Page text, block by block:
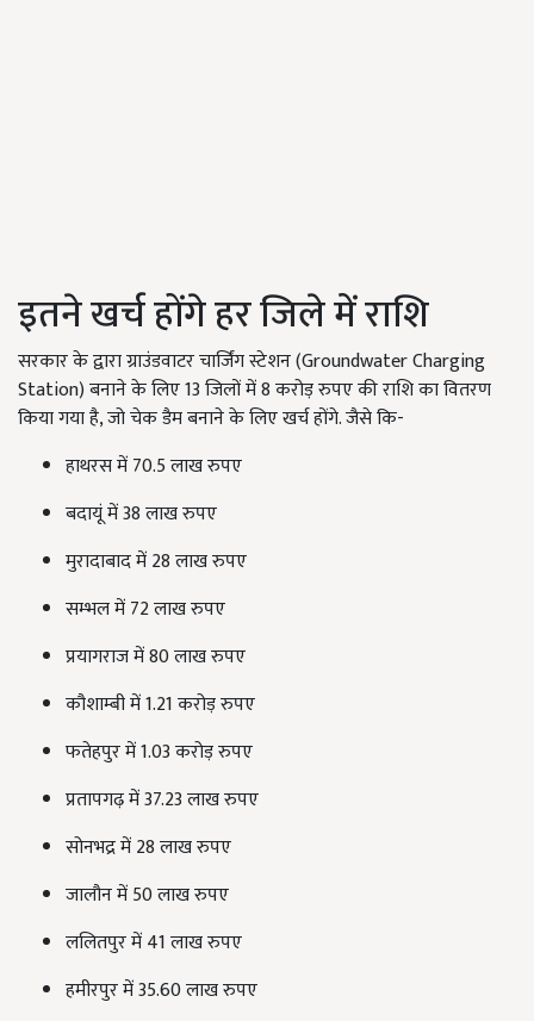
इतने खर्च होंगे हर जिले में राशि
सरकार के द्वारा ग्राउंडवाटर चार्जिंग स्टेशन (Groundwater Charging
Station) बनाने के लिए 13 जिलों में 8 करोड़ रुपए की राशि का वितरण
किया गया है, जो चेक डैम बनाने के लिए खर्च होंगे. जैसे कि-
हाथरस में 70.5 लाख रुपए
बदायूं में 38 लाख रुपए
मुरादाबाद में 28 लाख रुपए
सम्भल में 72 लाख रुपए
प्रयागराज में 80 लाख रुपए
कौशाम्बी में 1.21 करोड़ रुपए
फतेहपुर में 1.03 करोड़ रुपए
प्रतापगढ़ में 37.23 लाख रुपए
सोनभद्र में 28 लाख रुपए
जालौन में 50 लाख रुपए
ललितपुर में 41 लाख रुपए
हमीरपुर में 35.60 लाख रुपए